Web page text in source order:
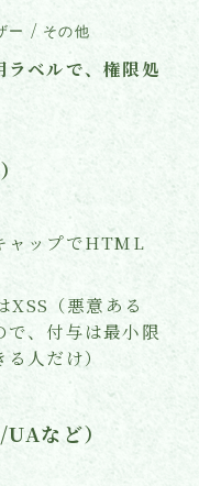
ー / その他
ラベルで、権限処
ャップでHTML
XSS（悪意ある
で、付与は最小限
人だけ）
など）